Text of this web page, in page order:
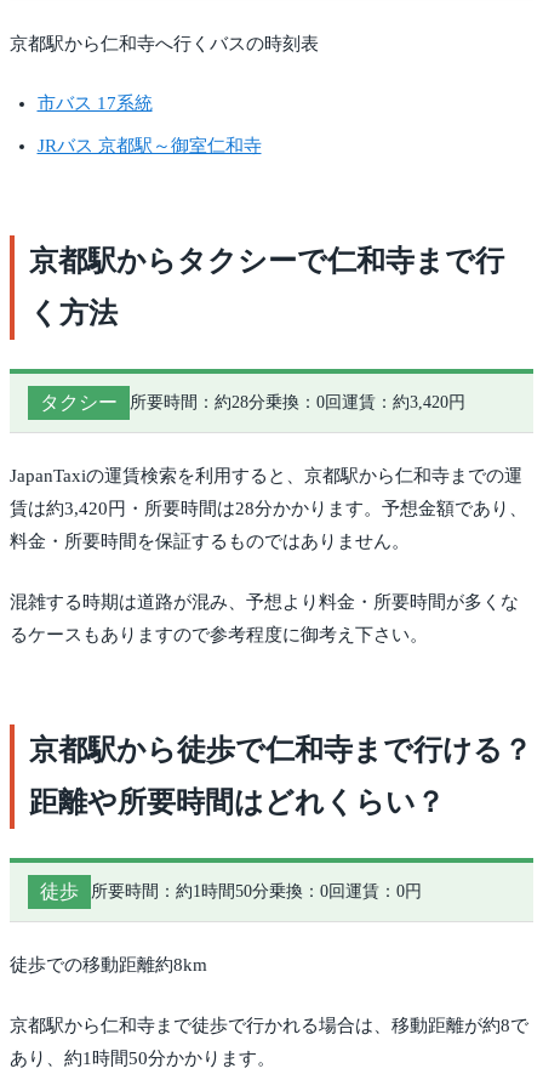
京都駅から仁和寺へ行くバスの時刻表
市バス 17系統
JRバス 京都駅～御室仁和寺
京都駅からタクシーで仁和寺まで行
く方法
タクシー 所要時間：約28分乗換：0回運賃：約3,420円
JapanTaxiの運賃検索を利用すると、京都駅から仁和寺までの運
賃は約3,420円・所要時間は28分かかります。予想金額であり、
料金・所要時間を保証するものではありません。
混雑する時期は道路が混み、予想より料金・所要時間が多くな
るケースもありますので参考程度に御考え下さい。
京都駅から徒歩で仁和寺まで行ける？
距離や所要時間はどれくらい？
徒歩 所要時間：約1時間50分乗換：0回運賃：0円
徒歩での移動距離約8km
京都駅から仁和寺まで徒歩で行かれる場合は、移動距離が約8で
あり、約1時間50分かかります。